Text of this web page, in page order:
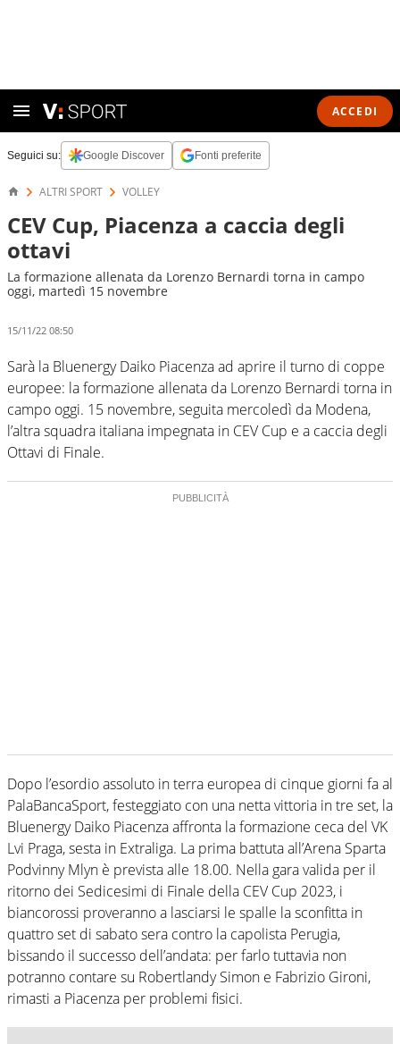
ACCEDI
Seguici su: Google Discover Fonti preferite
ALTRI SPORT VOLLEY
CEV Cup, Piacenza a caccia degli
ottavi
La formazione allenata da Lorenzo Bernardi torna in campo
oggi, martedì 15 novembre
15/11/22 08:50
Sarà la Bluenergy Daiko Piacenza ad aprire il turno di coppe
europee: la formazione allenata da Lorenzo Bernardi torna in
campo oggi. 15 novembre, seguita mercoledì da Modena,
l’altra squadra italiana impegnata in CEV Cup e a caccia degli
Ottavi di Finale.
Dopo l’esordio assoluto in terra europea di cinque giorni fa al
PalaBancaSport, festeggiato con una netta vittoria in tre set, la
Bluenergy Daiko Piacenza affronta la formazione ceca del VK
Lvi Praga, sesta in Extraliga. La prima battuta all’Arena Sparta
Podvinny Mlyn è prevista alle 18.00. Nella gara valida per il
ritorno dei Sedicesimi di Finale della CEV Cup 2023, i
biancorossi proveranno a lasciarsi le spalle la sconfitta in
quattro set di sabato sera contro la capolista Perugia,
bissando il successo dell’andata: per farlo tuttavia non
potranno contare su Robertlandy Simon e Fabrizio Gironi,
rimasti a Piacenza per problemi fisici.